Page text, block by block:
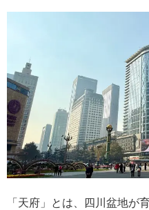
「天府」とは、四川盆地が